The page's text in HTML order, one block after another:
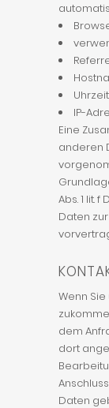
IP-
Eine
anderen
Abs. 1 lit.
Daten
Wenn
dem
dort
Daten